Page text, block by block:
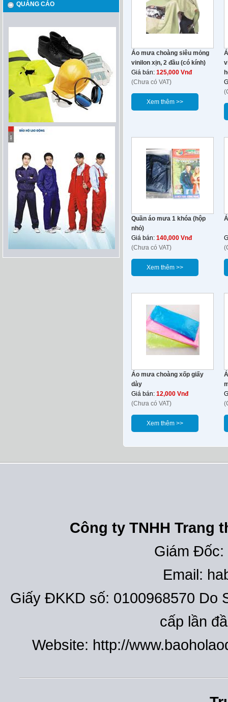
QUẢNG CÁO
Áo mưa choàng siêu mỏng
vinilon xịn, 2 đầu (có kính)
Giá bán: 125,000 Vnđ
(Chưa có VAT)
Xem thêm >>
Quần áo mưa 1 khóa (hộp
nhỏ)
Giá bán: 140,000 Vnđ
(Chưa có VAT)
Xem thêm >>
Áo mưa choàng xốp giấy
dày
Giá bán: 12,000 Vnđ
(Chưa có VAT)
Xem thêm >>
Công ty TNHH Trang
Giám Đốc:
Email:
Giấy ĐKKD số: 0100968570 Do
cấp lần
Website: http://